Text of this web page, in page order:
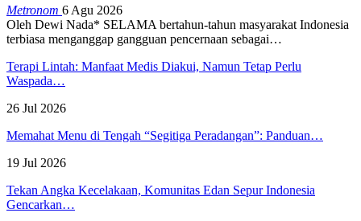
Metronom 6 Agu 2026
Oleh Dewi Nada* SELAMA bertahun-tahun masyarakat Indonesia
terbiasa menganggap gangguan pencernaan sebagai…
Terapi Lintah: Manfaat Medis Diakui, Namun Tetap Perlu
Waspada…
26 Jul 2026
Memahat Menu di Tengah “Segitiga Peradangan”: Panduan…
19 Jul 2026
Tekan Angka Kecelakaan, Komunitas Edan Sepur Indonesia
Gencarkan…